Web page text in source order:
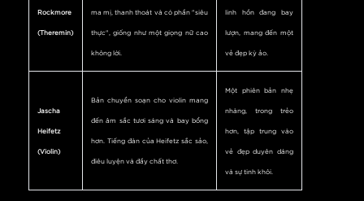
Rockmore
(Theremin)
ma mị, thanh thoát và có phần "siêu
thực", giống như một giọng nữ cao
không lời.
linh hồn đang bay
lượn, mang đến một
vẻ đẹp kỳ ảo.
Jascha
Heifetz
(Violin)
Bản chuyển soạn cho violin mang
đến âm sắc tươi sáng và bay bổng
hơn. Tiếng đàn của Heifetz sắc sảo,
điêu luyện và đầy chất thơ.
Một phiên bản nhẹ
nhàng, trong trẻo
hơn, tập trung vào
vẻ đẹp duyên dáng
và sự tinh khôi.